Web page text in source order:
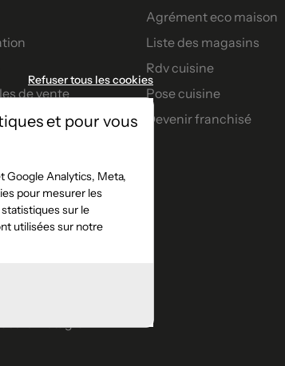
de vente
facebook
Agrément eco maison
Liste des magasins
Rdv cuisine
Pose cuisine
Devenir franchisé
Refuser tous les cookies
et pour vous
Google Analytics, Meta,
pour mesurer les
sur le
utilisées sur notre